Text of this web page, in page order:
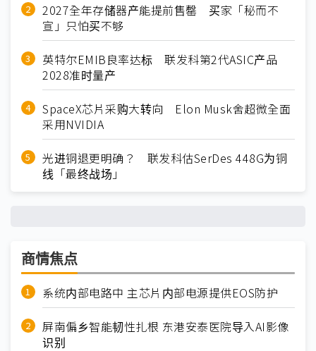
2027全年存储器产能提前售罄 买家「秘而不
宣」只怕买不够
英特尔EMIB良率达标 联发科第2代ASIC产品
2028准时量产
SpaceX芯片采购大转向 Elon Musk舍超微全面
采用NVIDIA
光进铜退更明确？ 联发科估SerDes 448G为铜
线「最终战场」
商情焦点
系统内部电路中 主芯片内部电源提供EOS防护
屏南偏乡智能韧性扎根 东港安泰医院导入AI影像
识别